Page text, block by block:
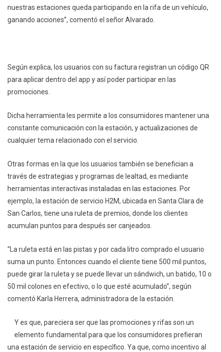
nuestras estaciones queda participando en la rifa de un vehículo,
ganando acciones”, comentó el señor Alvarado.
Según explica, los usuarios con su factura registran un código QR
para aplicar dentro del app y así poder participar en las
promociones.
Dicha herramienta les permite a los consumidores mantener una
constante comunicación con la estación, y actualizaciones de
cualquier tema relacionado con el servicio.
Otras formas en la que los usuarios también se benefician a
través de estrategias y programas de lealtad, es mediante
herramientas interactivas instaladas en las estaciones. Por
ejemplo, la estación de servicio H2M, ubicada en Santa Clara de
San Carlos, tiene una ruleta de premios, donde los clientes
acumulan puntos para después ser canjeados.
“La ruleta está en las pistas y por cada litro comprado el usuario
suma un punto. Entonces cuando el cliente tiene 500 mil puntos,
puede girar la ruleta y se puede llevar un sándwich, un batido, 10 o
50 mil colones en efectivo, o lo que esté acumulado”, según
comentó Karla Herrera, administradora de la estación.
Y es que, pareciera ser que las promociones y rifas son un
elemento fundamental para que los consumidores prefieran
una estación de servicio en específico. Ya que, como incentivo al